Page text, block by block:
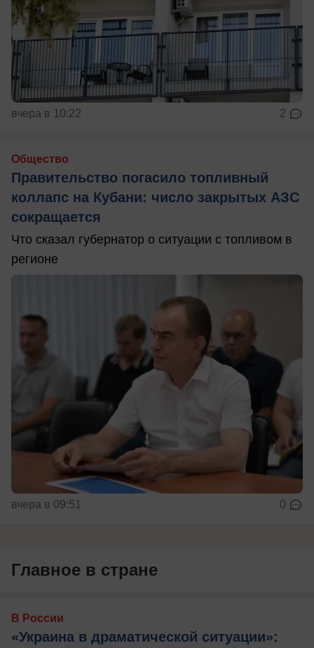
вчера в 10:22 2
Общество
Правительство погасило топливный
коллапс на Кубани: число закрытых АЗС
сокращается
Что сказал губернатор о ситуации с топливом в
регионе
вчера в 09:51 0
Главное в стране
В России
«Украина в драматической ситуации»: